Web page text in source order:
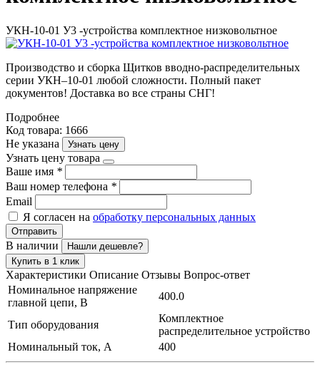
УКН-10-01 У3 -устройства комплектное низковольтное
Производство и сборка Щитков вводно-распределительных
серии УКН–10-01 любой сложности. Полный пакет
документов! Доставка во все страны СНГ!
Подробнее
Код товара: 1666
Не указана
Узнать цену
Узнать цену товара
Ваше имя *
Ваш номер телефона *
Email
Я согласен на обработку персональных данных
Отправить
В наличии
Нашли дешевле?
Купить в 1 клик
Характеристики Описание Отзывы Вопрос-ответ
Номинальное напряжение
главной цепи, В
400.0
Тип оборудования
Комплектное
распределительное устройство
Номинальный ток, А
400